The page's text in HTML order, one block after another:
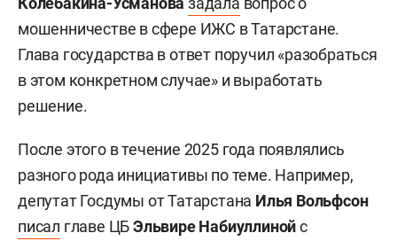
мошенничестве в сфере ИЖС в Татарстане.
Глава государства в ответ поручил «разобраться
в этом конкретном случае» и выработать
решение.
После этого в течение 2025 года появлялись
разного рода инициативы по теме. Например,
депутат Госдумы от Татарстана Илья Вольфсон
писал главе ЦБЭльвире Набиуллинойс